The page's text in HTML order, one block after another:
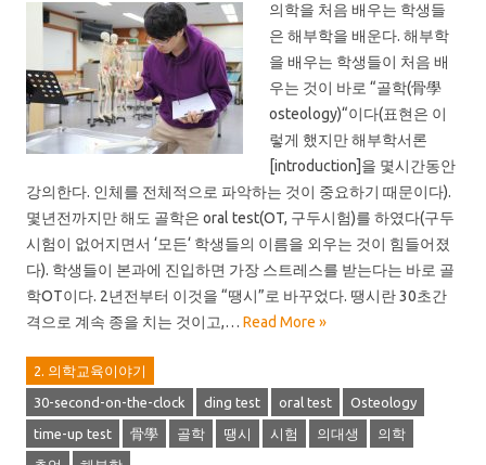
의학을 처음 배우는 학생들
은 해부학을 배운다. 해부학
을 배우는 학생들이 처음 배
우는 것이 바로 “골학(骨學
osteology)“이다(표현은 이
렇게 했지만 해부학서론
[introduction]을 몇시간동안
강의한다. 인체를 전체적으로 파악하는 것이 중요하기 때문이다).
몇년전까지만 해도 골학은 oral test(OT, 구두시험)를 하였다(구두
시험이 없어지면서 ‘모든‘ 학생들의 이름을 외우는 것이 힘들어졌
다). 학생들이 본과에 진입하면 가장 스트레스를 받는다는 바로 골
학OT이다. 2년전부터 이것을 “땡시”로 바꾸었다. 땡시란 30초간
격으로 계속 종을 치는 것이고,… Read More »
2. 의학교육이야기
30-second-on-the-clock ding test oral test Osteology
time-up test 骨學 골학 땡시 시험 의대생 의학